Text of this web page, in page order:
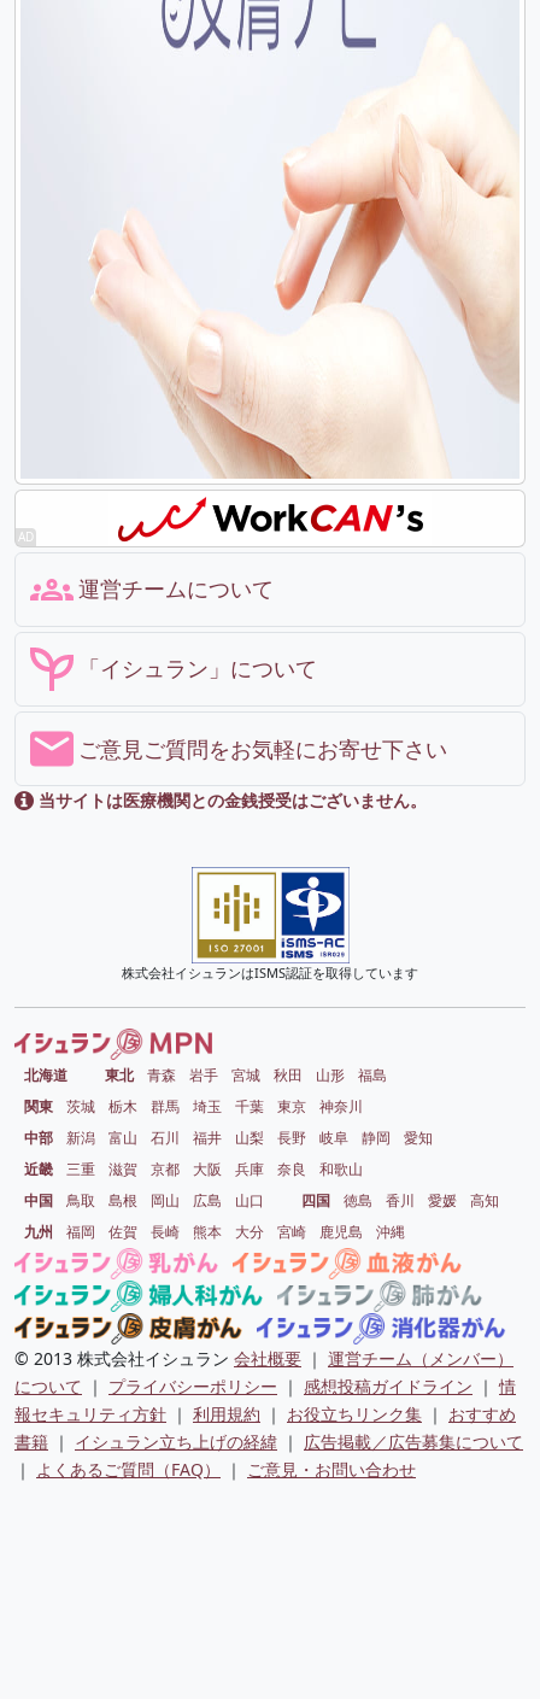
運営チームについて
「イシュラン」について
ご意見ご質問をお気軽にお寄せ下さい
当サイトは医療機関との金銭授受はございません。
株式会社イシュランはISMS認証を取得しています
北海道 東北 青森 岩手 宮城 秋田 山形
福島
関東
茨城 栃木 群馬 埼玉 千葉 東京
神奈川
中部
新潟 富山 石川 福井 山梨 長野 岐阜 静岡
愛知
近畿
三重 滋賀 京都 大阪 兵庫 奈良
和歌山
中国
鳥取 島根 岡山 広島 山口 四国 徳島 香川 愛媛
高知
九州
福岡 佐賀 長崎 熊本 大分 宮崎 鹿児島 沖縄
© 2013 株式会社イシュラン 会社概要 ｜ 運営チーム（メンバー）
について ｜ プライバシーポリシー ｜ 感想投稿ガイドライン ｜情
報セキュリティ方針 ｜ 利用規約 ｜ お役立ちリンク集 ｜ おすすめ
書籍 ｜ イシュラン立ち上げの経緯 ｜ 広告掲載／広告募集について
｜
よくあるご質問（FAQ） ｜ ご意見・お問い合わせ